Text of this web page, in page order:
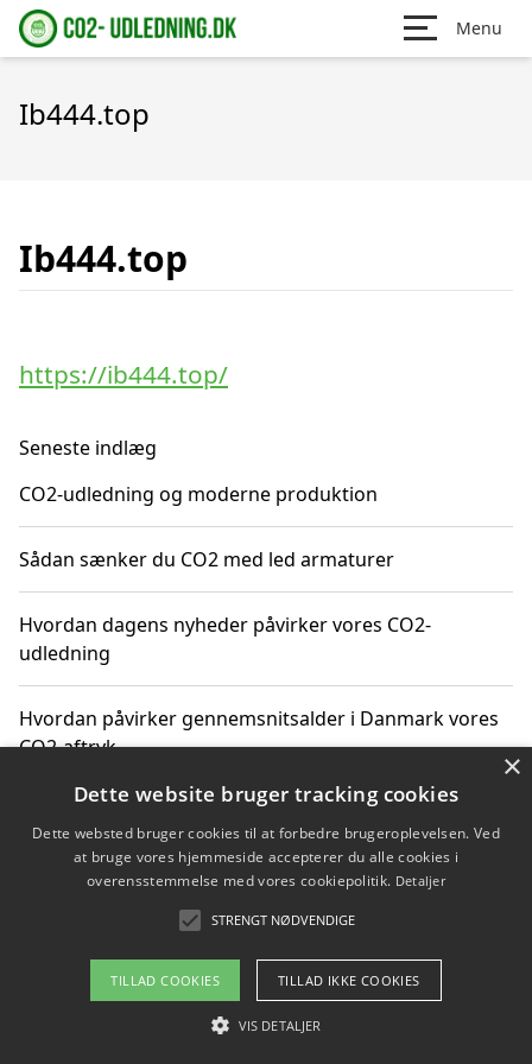
Menu
Ib444.top
Ib444.top
https://ib444.top/
Seneste indlæg
CO2-udledning og moderne produktion
Sådan sænker du CO2 med led armaturer
Hvordan dagens nyheder påvirker vores CO2-
udledning
Hvordan påvirker gennemsnitsalder i Danmark vores
CO2-aftryk
Hvordan nyheder om CO2-udledning påvirker vores
hverdag
Om / kontakt
Blog Betingelser
×
Dette website bruger tracking cookies
Dette websted bruger cookies til at forbedre brugeroplevelsen. Ved
at bruge vores hjemmeside accepterer du alle cookies i
overensstemmelse med vores cookiepolitik. Detaljer
STRENGT NØDVENDIGE
TILLAD COOKIES TILLAD IKKE COOKIES
VIS DETALJER